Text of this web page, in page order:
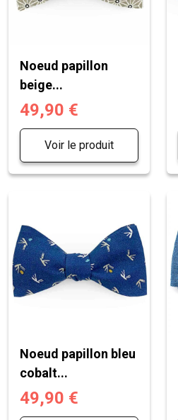
Noeud papillon
beige...
49,90 €
Voir le produit
Noeud papillon bleu
cobalt...
49,90 €